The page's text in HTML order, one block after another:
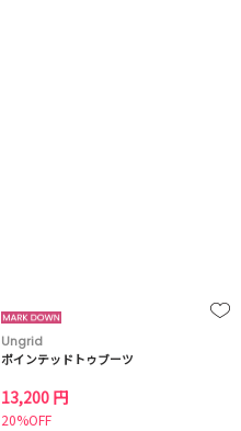
Ungrid
ポインテッドトゥブーツ
13,200 円
20%OFF